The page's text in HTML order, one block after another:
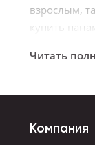
взрослым,
купить
В интернет-
Читать
Компания